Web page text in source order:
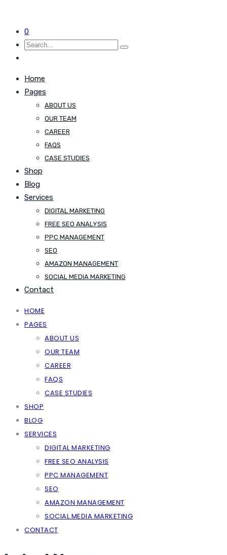
0
Home
Pages
ABOUT US
OUR TEAM
CAREER
FAQS
CASE STUDIES
Shop
Blog
Services
DIGITAL MARKETING
FREE SEO ANALYSIS
PPC MANAGEMENT
SEO
AMAZON MANAGEMENT
SOCIAL MEDIA MARKETING
Contact
HOME
PAGES
ABOUT US
OUR TEAM
CAREER
FAQS
CASE STUDIES
SHOP
BLOG
SERVICES
DIGITAL MARKETING
FREE SEO ANALYSIS
PPC MANAGEMENT
SEO
AMAZON MANAGEMENT
SOCIAL MEDIA MARKETING
CONTACT